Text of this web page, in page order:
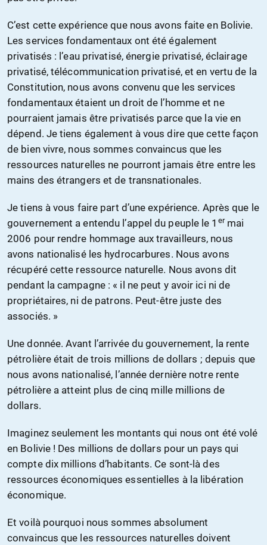
C’est cette expérience que nous avons faite en Bolivie.
Les services fondamentaux ont été également
privatisés : l’eau privatisé, énergie privatisé, éclairage
privatisé, télécommunication privatisé, et en vertu de la
Constitution, nous avons convenu que les services
fondamentaux étaient un droit de l’homme et ne
pourraient jamais être privatisés parce que la vie en
dépend. Je tiens également à vous dire que cette façon
de bien vivre, nous sommes convaincus que les
ressources naturelles ne pourront jamais être entre les
mains des étrangers et de transnationales.
Je tiens à vous faire part d’une expérience. Après que le
gouvernement a entendu l’appel du peuple le 1 ermai
2006 pour rendre hommage aux travailleurs, nous
avons nationalisé les hydrocarbures. Nous avons
récupéré cette ressource naturelle. Nous avons dit
pendant la campagne : « il ne peut y avoir ici ni de
propriétaires, ni de patrons. Peut-être juste des
associés. »
Une donnée. Avant l’arrivée du gouvernement, la rente
pétrolière était de trois millions de dollars ; depuis que
nous avons nationalisé, l’année dernière notre rente
pétrolière a atteint plus de cinq mille millions de
dollars.
Imaginez seulement les montants qui nous ont été volé
en Bolivie ! Des millions de dollars pour un pays qui
compte dix millions d’habitants. Ce sont-là des
ressources économiques essentielles à la libération
économique.
Et voilà pourquoi nous sommes absolument
convaincus que les ressources naturelles doivent